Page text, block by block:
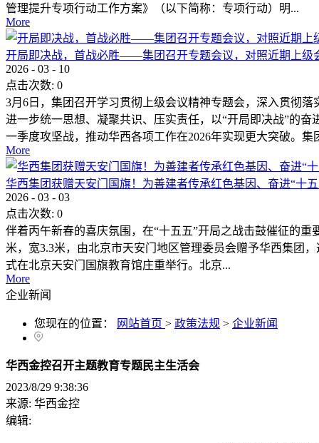
管理提升专项行动工作方案》（以下简称：专项行动）明...
More
开局即决战，首战必胜——集团召开专题会议，对照近期上级
2026 - 03 - 10
点击次数: 0
3月6日，集团召开学习贯彻上级会议精神专题会，深入贯彻
进一步统一思想、凝聚共识、压实责任，以“开局即决战”的
一季度攻坚战，推动华西各项工作在2026年实现更大突破。集
More
华西集团获赠天安门国旗！为善建者传承红色基因、奋进“十
2026 - 03 - 03
点击次数: 0
伴着丙午新春的喜庆氛围，在“十五五”开局之战击鼓催征的
米，宽3.3米，由北京市天安门地区管理委员会赠予华西集团
式在北京天安门国旗教育馆庄重举行。北京...
More
企业新闻
您现在的位置： 网站首页 > 政策法规 > 企业新闻
华西金控召开主题教育专题民主生活会
2023/8/29 9:38:36
来源: 华西金控
编辑: